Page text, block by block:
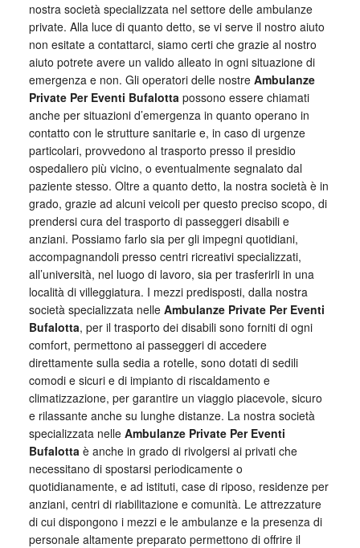
nostra società specializzata nel settore delle ambulanze
private. Alla luce di quanto detto, se vi serve il nostro aiuto
non esitate a contattarci, siamo certi che grazie al nostro
aiuto potrete avere un valido alleato in ogni situazione di
emergenza e non. Gli operatori delle nostre Ambulanze
Private Per Eventi Bufalottapossono essere chiamati
anche per situazioni d’emergenza in quanto operano in
contatto con le strutture sanitarie e, in caso di urgenze
particolari, provvedono al trasporto presso il presidio
ospedaliero più vicino, o eventualmente segnalato dal
paziente stesso. Oltre a quanto detto, la nostra società è in
grado, grazie ad alcuni veicoli per questo preciso scopo, di
prendersi cura del trasporto di passeggeri disabili e
anziani. Possiamo farlo sia per gli impegni quotidiani,
accompagnandoli presso centri ricreativi specializzati,
all’università, nel luogo di lavoro, sia per trasferirli in una
località di villeggiatura. I mezzi predisposti, dalla nostra
società specializzata nelle Ambulanze Private Per Eventi
Bufalotta, per il trasporto dei disabili sono forniti di ogni
comfort, permettono ai passeggeri di accedere
direttamente sulla sedia a rotelle, sono dotati di sedili
comodi e sicuri e di impianto di riscaldamento e
climatizzazione, per garantire un viaggio piacevole, sicuro
e rilassante anche su lunghe distanze. La nostra società
specializzata nelle Ambulanze Private Per Eventi
Bufalottaè anche in grado di rivolgersi ai privati che
necessitano di spostarsi periodicamente o
quotidianamente, e ad istituti, case di riposo, residenze per
anziani, centri di riabilitazione e comunità. Le attrezzature
di cui dispongono i mezzi e le ambulanze e la presenza di
personale altamente preparato permettono di offrire il